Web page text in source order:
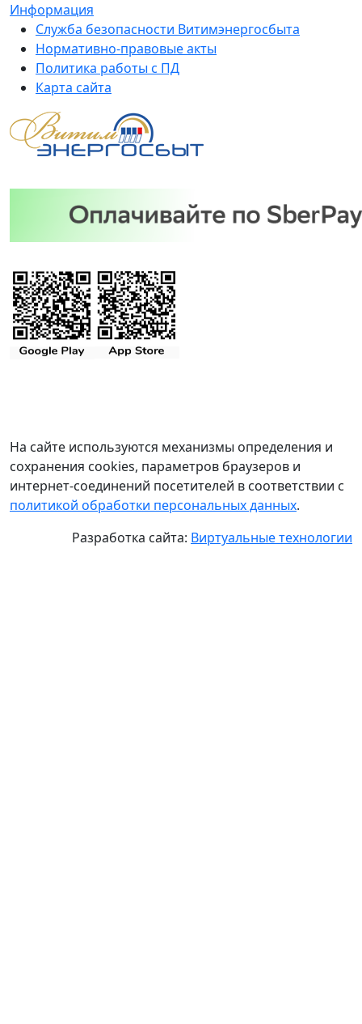
Информация
Служба безопасности Витимэнергосбыта
Нормативно-правовые акты
Политика работы с ПД
Карта сайта
На сайте используются механизмы определения и
сохранения cookies, параметров браузеров и
интернет-соединений посетителей в соответствии с
политикой обработки персональных данных.
Разработка сайта: Виртуальные технологии